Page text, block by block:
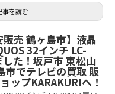
事を読む
販売 鶴ヶ島市】液晶
32インチ LC-
た！坂戸市 東松山
市でテレビの買取 販
ップKARAKURIへ！